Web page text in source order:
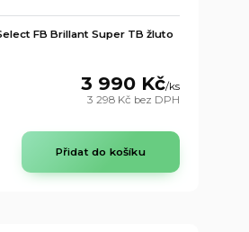
FB Brillant Super TB žluto
3 990 Kč/ks
3 298 Kč bez DPH
Přidat do košíku